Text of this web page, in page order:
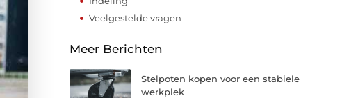
Veelgestelde vragen
Meer Berichten
Stelpoten kopen voor een stabiele
werkplek